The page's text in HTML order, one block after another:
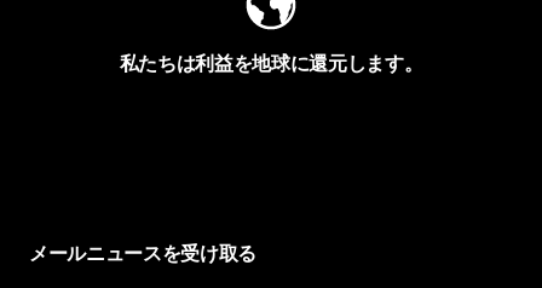
私たちは利益を地球に還元します。
メールニュースを受け取る